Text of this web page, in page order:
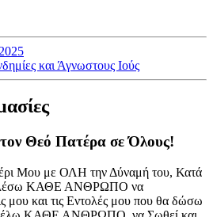
και Άγνωστους Ιούς
Θεό Πατέρα σε Όλους!
Μου με ΟΛΗ την Δύναμή του, Κατά
ΚΑΘΕ ΑΝΘΡΩΠΟ να
μου και τις Εντολές μου που θα δώσω